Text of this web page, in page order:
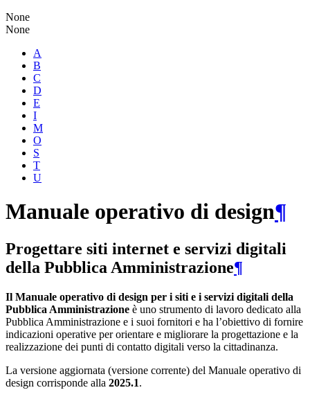
None
None
A
B
C
D
E
I
M
O
S
T
U
Manuale operativo di design¶
Progettare siti internet e servizi digitali
della Pubblica Amministrazione¶
Il Manuale operativo di design per i siti e i servizi digitali della
Pubblica Amministrazione è uno strumento di lavoro dedicato alla
Pubblica Amministrazione e i suoi fornitori e ha l’obiettivo di fornire
indicazioni operative per orientare e migliorare la progettazione e la
realizzazione dei punti di contatto digitali verso la cittadinanza.
La versione aggiornata (versione corrente) del Manuale operativo di
design corrisponde alla 2025.1.